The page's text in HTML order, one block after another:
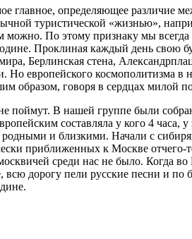
главное, определяющее
туристической «жизнью»,
можно. По этому признаку мы
Проклиная каждый день
Берлинская стена,
Но европейского космополитизма
образом, говоря в сердцах
поймут. В нашей группе были
составляла у кого 4
и близкими. Начали с
приближенных к Москве
среди нас не было. Когда
всю дорогу пели русские песни и